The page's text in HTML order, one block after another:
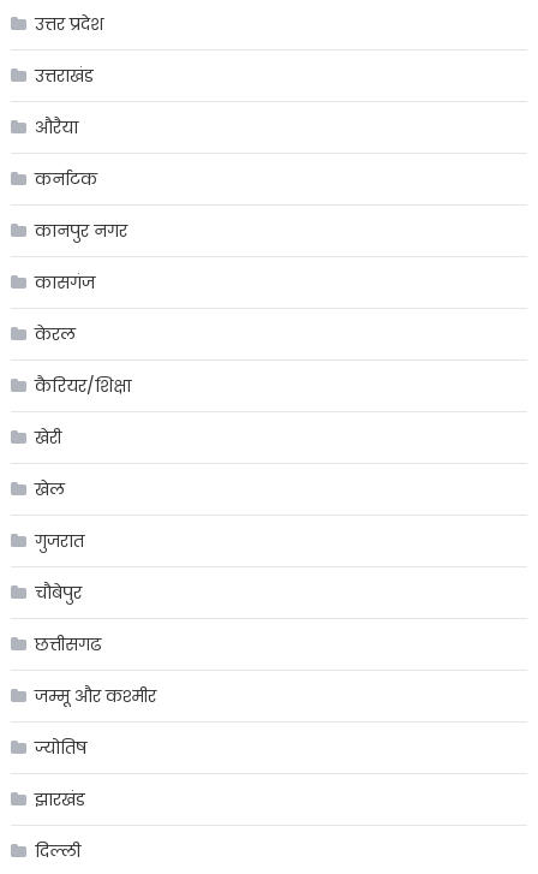
उत्तर प्रदेश
उत्तराखंड
औरैया
कर्नाटक
कानपुर नगर
कासगंज
केरल
कैरियर/शिक्षा
खेरी
खेल
गुजरात
चौबेपुर
छत्तीसगढ
जम्मू और कश्मीर
ज्योतिष
झारखंड
दिल्ली